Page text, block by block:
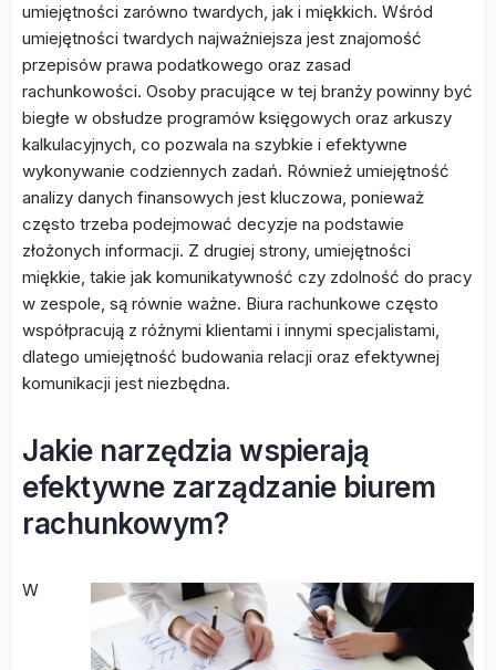
umiejętności zarówno twardych, jak i miękkich. Wśród
umiejętności twardych najważniejsza jest znajomość
przepisów prawa podatkowego oraz zasad
rachunkowości. Osoby pracujące w tej branży powinny być
biegłe w obsłudze programów księgowych oraz arkuszy
kalkulacyjnych, co pozwala na szybkie i efektywne
wykonywanie codziennych zadań. Również umiejętność
analizy danych finansowych jest kluczowa, ponieważ
często trzeba podejmować decyzje na podstawie
złożonych informacji. Z drugiej strony, umiejętności
miękkie, takie jak komunikatywność czy zdolność do pracy
w zespole, są równie ważne. Biura rachunkowe często
współpracują z różnymi klientami i innymi specjalistami,
dlatego umiejętność budowania relacji oraz efektywnej
komunikacji jest niezbędna.
Jakie narzędzia wspierają
efektywne zarządzanie biurem
rachunkowym?
W